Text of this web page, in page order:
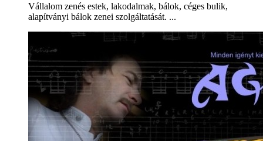
Vállalom zenés estek, lakodalmak, bálok, céges bulik,
alapítványi bálok zenei szolgáltatását. ...